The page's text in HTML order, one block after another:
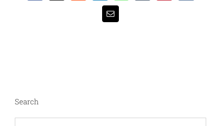
Email
Search